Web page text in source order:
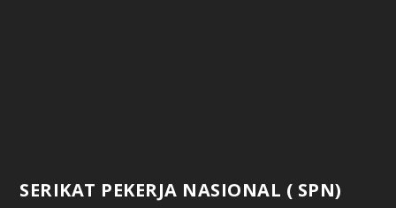
SERIKAT PEKERJA NASIONAL ( SPN)